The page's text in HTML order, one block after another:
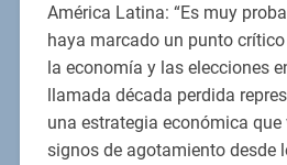
América Latina: “Es muy
haya marcado un punto
la economía y las elecciones
llamada década perdida
una estrategia económica
signos de agotamiento desde